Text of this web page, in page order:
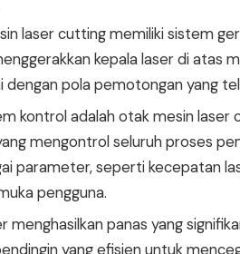
laser cutting memiliki sistem
kepala laser di atas
dengan pola pemotongan yang
kontrol adalah otak mesin laser
mengontrol seluruh proses
parameter, seperti kecepatan
pengguna.
menghasilkan panas yang
yang efisien untuk